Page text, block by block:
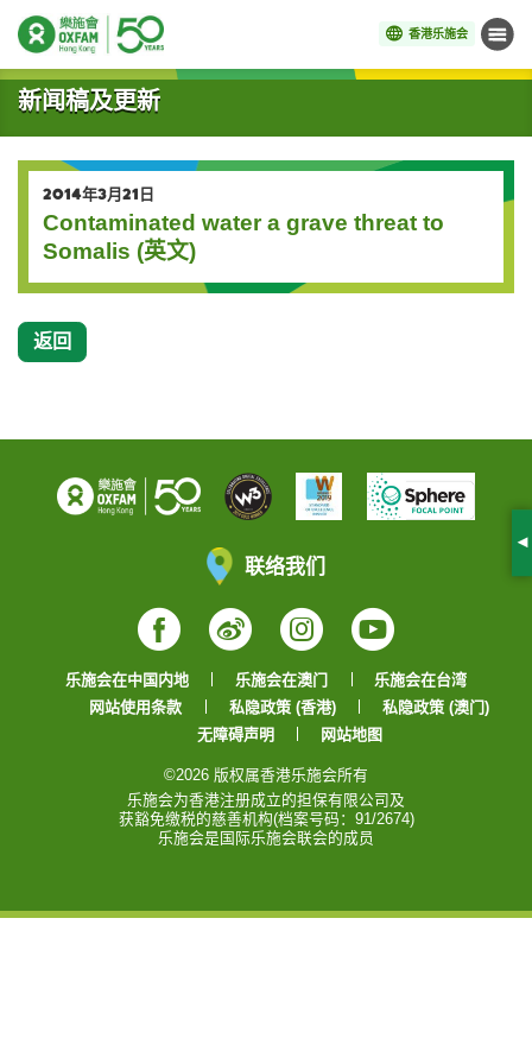
香港乐施会 菜单
开始主要内容
新闻稿及更新
2014年3月21日
Contaminated water a grave threat to
Somalis (英文)
返回
联络我们
Facebook
WeiboInstagram
YouTube
乐施会在中国内地 乐施会在澳门
乐施会在台湾
网站使用条款
私隐政策 (香港)
私隐政策 (澳门)
无障碍声明
网站地图
©2026 版权属香港乐施会所有
乐施会为香港注册成立的担保有限公司及
获豁免缴税的慈善机构(档案号码：91/2674)
乐施会是国际乐施会联会的成员